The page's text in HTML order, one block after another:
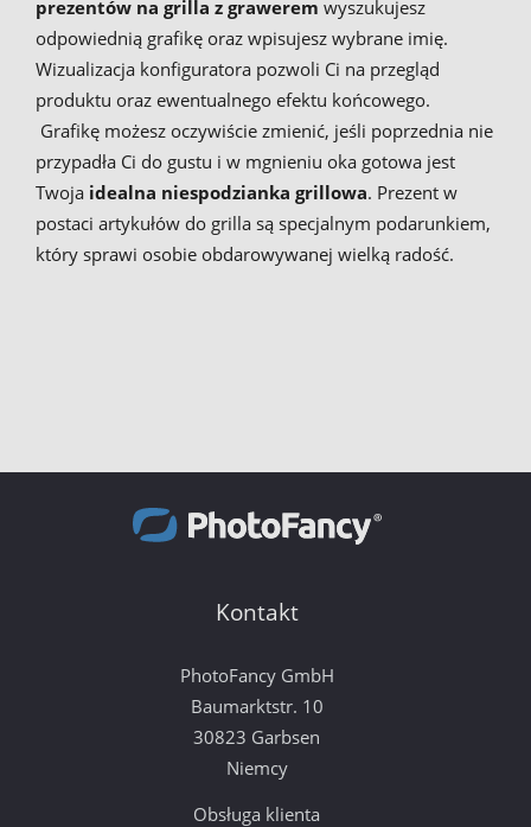
prezentów na grilla z grawerem wyszukujesz
odpowiednią grafikę oraz wpisujesz wybrane imię.
Wizualizacja konfiguratora pozwoli Ci na przegląd
produktu oraz ewentualnego efektu końcowego.
Grafikę możesz oczywiście zmienić, jeśli poprzednia nie
przypadła Ci do gustu i w mgnieniu oka gotowa jest
Twoja idealna niespodzianka grillowa. Prezent w
postaci artykułów do grilla są specjalnym podarunkiem,
który sprawi osobie obdarowywanej wielką radość.
Kontakt
PhotoFancy GmbH
Baumarktstr. 10
30823 Garbsen
Niemcy
Obsługa klienta